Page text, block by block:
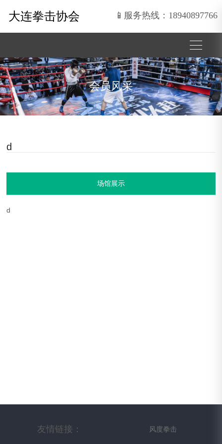
大连拳击协会 📱服务热线：18940897766
会员风采
d
场馆展示
d
友情链接： 风度拳击